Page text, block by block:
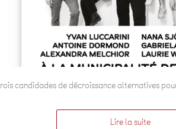
candidades de décroissance alternatives
Lire la suite